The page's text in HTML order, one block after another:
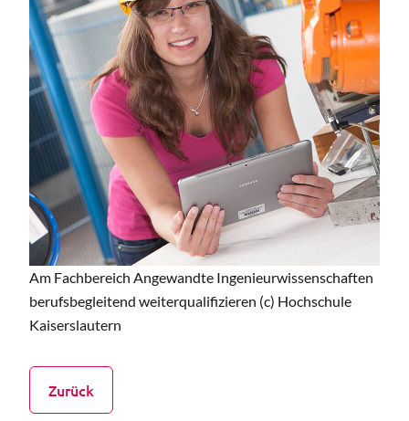
Am Fachbereich Angewandte Ingenieurwissenschaften
berufsbegleitend weiterqualifizieren (c) Hochschule
Kaiserslautern
Zurück